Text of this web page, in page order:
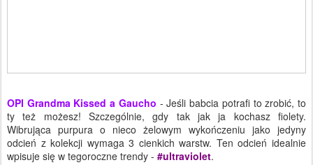
OPI Grandma Kissed a Gaucho -Jeśli babcia potrafi to zrobić, to
ty też możesz! Szczególnie, gdy tak jak ja kochasz fiolety.
Wibrująca purpura o nieco żelowym wykończeniu jako jedyny
odcień z kolekcji wymaga 3 cienkich warstw. Ten odcień idealnie
wpisuje się w tegoroczne trendy - #ultraviolet.